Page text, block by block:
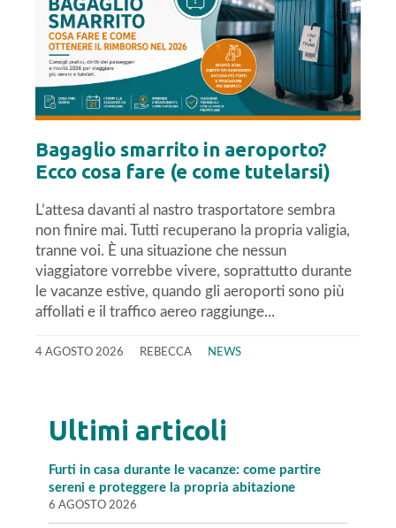
Bagaglio smarrito in aeroporto?
Ecco cosa fare (e come tutelarsi)
L’attesa davanti al nastro trasportatore sembra
non finire mai. Tutti recuperano la propria valigia,
tranne voi. È una situazione che nessun
viaggiatore vorrebbe vivere, soprattutto durante
le vacanze estive, quando gli aeroporti sono più
affollati e il traffico aereo raggiunge...
4 AGOSTO 2026 REBECCA NEWS
Ultimi articoli
Furti in casa durante le vacanze: come partire
sereni e proteggere la propria abitazione
6 AGOSTO 2026